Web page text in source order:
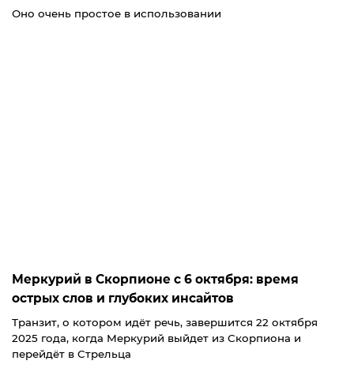
Оно очень простое в использовании
Меркурий в Скорпионе с 6 октября: время
острых слов и глубоких инсайтов
Транзит, о котором идёт речь, завершится 22 октября
2025 года, когда Меркурий выйдет из Скорпиона и
перейдёт в Стрельца